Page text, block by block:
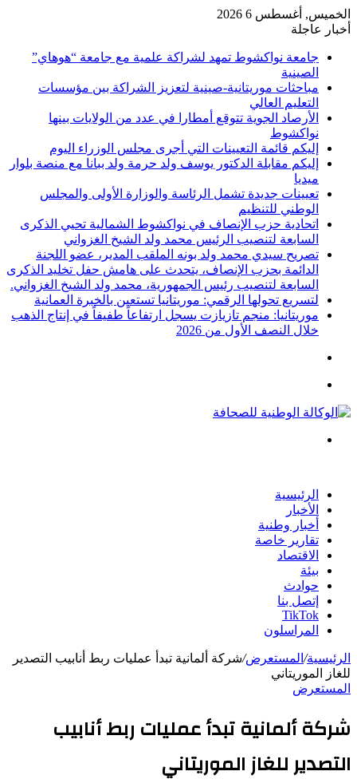
الخميس, أغسطس 6 2026
أخبار عاجلة
جامعة نواكشوط تمهد لشراكة علمية مع جامعة “هوهاي”
الصينية
مباحثات موريتانية-صينية لتعزيز الشراكة بين مؤسسات
التعليم العالي
الأرصاد الجوية تتوقع أمطارا في عدد من الولايات بينها
نواكشوط
إليكم قائمة التعيينات التي أجرى مجلس الوزراء اليوم
إليكم مقابلة الدكتور يوسف ولد حرمة ولد ببانا مع منصة بلوار
ميديا
تعيينات جديدة تشمل الرئاسة والوزارة الأولى والمجلس
الوطني للتنظيم
اتحادية حزب الإنصاف في نواكشوط الشمالية تحيي الذكرى
السابعة لتنصيب الرئيس محمد ولد الشيخ الغزواني
تصريح سيدي محمد ولد بونه الملقب المدير، عضو اللجنة
الدائمة بحزب الإنصاف، يتحدث على هامش حفل تخليد الذكرى
السابعة لتنصيب رئيس الجمهورية، محمد ولد الشيخ الغزواني.
لتسريع تحولها الرقمي: موريتانيا تستعين بالخبرة العمانية
موريتانيا: منجم تازيازت يسجل ارتفاعاً طفيفاً في إنتاج الذهب
خلال النصف الأول من 2026
الرئيسية
الأخبار
أخبار وطنية
تقارير خاصة
الاقتصاد
بيئة
حوادث
إتصل بنا
TikTok
المراسلون
الرئيسية/ المستعرض/شركة ألمانية تبدأ عمليات ربط أنابيب التصدير
للغاز الموريتاني
المستعرض
شركة ألمانية تبدأ عمليات ربط أنابيب
التصدير للغاز الموريتاني